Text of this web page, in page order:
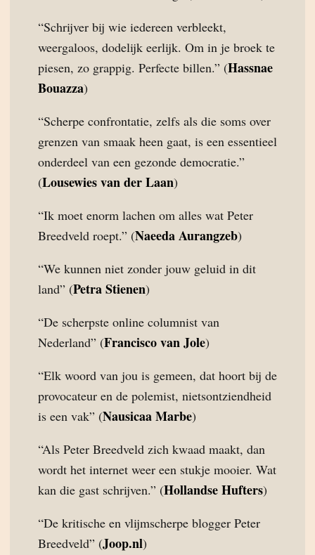
“Schrijver bij wie iedereen verbleekt,
weergaloos, dodelijk eerlijk. Om in je broek te
piesen, zo grappig. Perfecte billen.” (Hassnae
Bouazza)
“Scherpe confrontatie, zelfs als die soms over
grenzen van smaak heen gaat, is een essentieel
onderdeel van een gezonde democratie.”
(Lousewies van der Laan)
“Ik moet enorm lachen om alles wat Peter
Breedveld roept.” (Naeeda Aurangzeb)
“We kunnen niet zonder jouw geluid in dit
land” (Petra Stienen)
“De scherpste online columnist van
Nederland” (Francisco van Jole)
“Elk woord van jou is gemeen, dat hoort bij de
provocateur en de polemist, nietsontziendheid
is een vak” (Nausicaa Marbe)
“Als Peter Breedveld zich kwaad maakt, dan
wordt het internet weer een stukje mooier. Wat
kan die gast schrijven.” (Hollandse Hufters)
“De kritische en vlijmscherpe blogger Peter
Breedveld” (Joop.nl)